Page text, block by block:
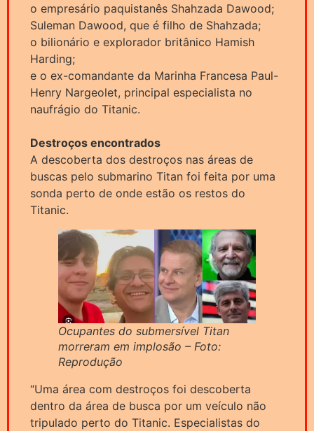
o empresário paquistanês Shahzada Dawood;
Suleman Dawood, que é filho de Shahzada;
o bilionário e explorador britânico Hamish
Harding;
e o ex-comandante da Marinha Francesa Paul-
Henry Nargeolet, principal especialista no
naufrágio do Titanic.
Destroços encontrados
A descoberta dos destroços nas áreas de
buscas pelo submarino Titan foi feita por uma
sonda perto de onde estão os restos do
Titanic.
Ocupantes do submersível Titan
morreram em implosão – Foto:
Reprodução
“Uma área com destroços foi descoberta
dentro da área de busca por um veículo não
tripulado perto do Titanic. Especialistas do